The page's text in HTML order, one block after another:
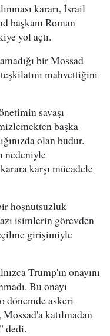
kararı, İsrail
başkanı Roman
yol açtı.
bir Mossad
mahvettiğini
savaşı
başka
olan budur.
nedeniyle
karşı mücadele
hoşnutsuzluk
isimlerin görevden
girişimiyle
Trump'ın onayını
Bu onayı
dönemde askeri
katılmadan
dedi.